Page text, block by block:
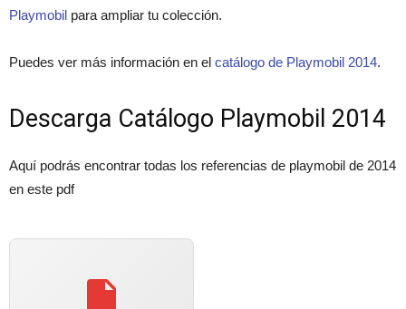
Playmobil para ampliar tu colección.
Puedes ver más información en el catálogo de Playmobil 2014.
Descarga Catálogo Playmobil 2014
Aquí podrás encontrar todas los referencias de playmobil de 2014
en este pdf